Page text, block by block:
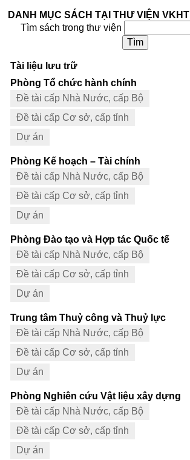
DANH MỤC SÁCH TẠI THƯ VIỆN
Tìm sách trong thư viện
Tài liệu lưu trữ
Phòng Tổ chức hành chính
Đề tài cấp Nhà Nước, cấp Bộ
Đề tài cấp Cơ sở, cấp tỉnh
Dự án
Phòng Kế hoạch – Tài chính
Đề tài cấp Nhà Nước, cấp Bộ
Đề tài cấp Cơ sở, cấp tỉnh
Dự án
Phòng Đào tạo và Hợp tác Quốc tế
Đề tài cấp Nhà Nước, cấp Bộ
Đề tài cấp Cơ sở, cấp tỉnh
Dự án
Trung tâm Thuỷ công và Thuỷ lực
Đề tài cấp Nhà Nước, cấp Bộ
Đề tài cấp Cơ sở, cấp tỉnh
Dự án
Phòng Nghiên cứu Vật liệu xây dựng
Đề tài cấp Nhà Nước, cấp Bộ
Đề tài cấp Cơ sở, cấp tỉnh
Dự án